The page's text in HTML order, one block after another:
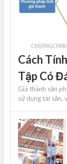
Cách
Tập Có
Giá thành sản
sử dụng tài sản,